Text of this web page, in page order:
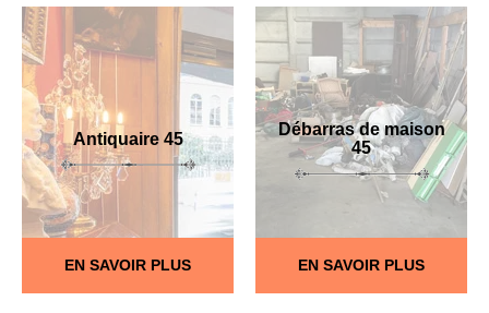
Antiquaire 45
EN SAVOIR PLUS
Débarras de maison
45
EN SAVOIR PLUS